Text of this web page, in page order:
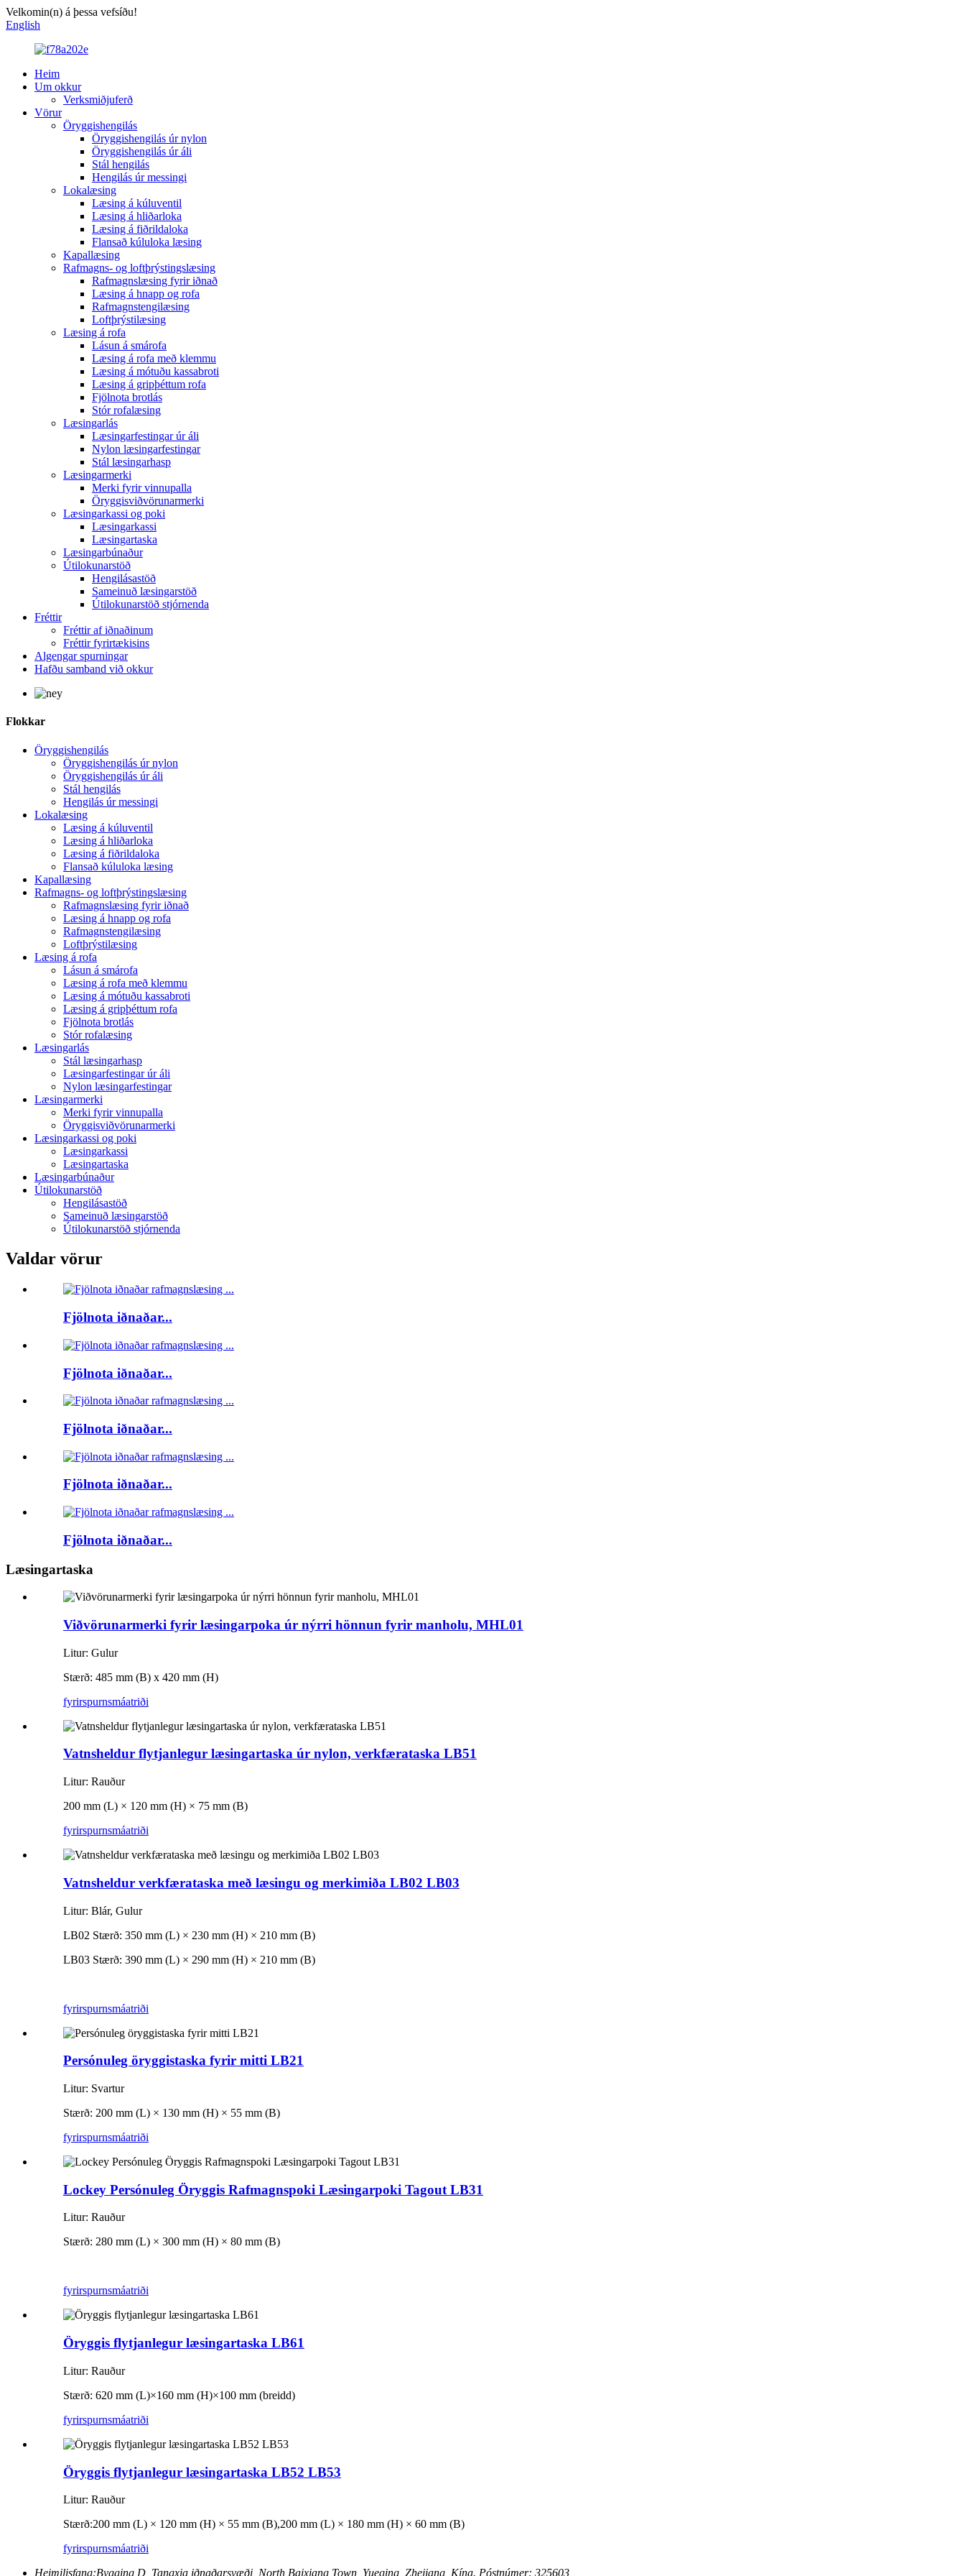
Velkomin(n) á þessa vefsíðu!
English
Heim
Um okkur
Verksmiðjuferð
Vörur
Öryggishengilás
Öryggishengilás úr nylon
Öryggishengilás úr áli
Stál hengilás
Hengilás úr messingi
Lokalæsing
Læsing á kúluventil
Læsing á hliðarloka
Læsing á fiðrildaloka
Flansað kúluloka læsing
Kapallæsing
Rafmagns- og loftþrýstingslæsing
Rafmagnslæsing fyrir iðnað
Læsing á hnapp og rofa
Rafmagnstengilæsing
Loftþrýstilæsing
Læsing á rofa
Lásun á smárofa
Læsing á rofa með klemmu
Læsing á mótuðu kassabroti
Læsing á gripþéttum rofa
Fjölnota brotlás
Stór rofalæsing
Læsingarlás
Læsingarfestingar úr áli
Nylon læsingarfestingar
Stál læsingarhasp
Læsingarmerki
Merki fyrir vinnupalla
Öryggisviðvörunarmerki
Læsingarkassi og poki
Læsingarkassi
Læsingartaska
Læsingarbúnaður
Útilokunarstöð
Hengilásastöð
Sameinuð læsingarstöð
Útilokunarstöð stjórnenda
Fréttir
Fréttir af iðnaðinum
Fréttir fyrirtækisins
Algengar spurningar
Hafðu samband við okkur
Flokkar
Öryggishengilás
Öryggishengilás úr nylon
Öryggishengilás úr áli
Stál hengilás
Hengilás úr messingi
Lokalæsing
Læsing á kúluventil
Læsing á hliðarloka
Læsing á fiðrildaloka
Flansað kúluloka læsing
Kapallæsing
Rafmagns- og loftþrýstingslæsing
Rafmagnslæsing fyrir iðnað
Læsing á hnapp og rofa
Rafmagnstengilæsing
Loftþrýstilæsing
Læsing á rofa
Lásun á smárofa
Læsing á rofa með klemmu
Læsing á mótuðu kassabroti
Læsing á gripþéttum rofa
Fjölnota brotlás
Stór rofalæsing
Læsingarlás
Stál læsingarhasp
Læsingarfestingar úr áli
Nylon læsingarfestingar
Læsingarmerki
Merki fyrir vinnupalla
Öryggisviðvörunarmerki
Læsingarkassi og poki
Læsingarkassi
Læsingartaska
Læsingarbúnaður
Útilokunarstöð
Hengilásastöð
Sameinuð læsingarstöð
Útilokunarstöð stjórnenda
Valdar vörur
Fjölnota iðnaðar...
Fjölnota iðnaðar...
Fjölnota iðnaðar...
Fjölnota iðnaðar...
Fjölnota iðnaðar...
Læsingartaska
Viðvörunarmerki fyrir læsingarpoka úr nýrri hönnun fyrir manholu, MHL01
Litur: Gulur
Stærð: 485 mm (B) x 420 mm (H)
fyrirspurnsmáatriði
Vatnsheldur flytjanlegur læsingartaska úr nylon, verkfærataska LB51
Litur: Rauður
200 mm (L) × 120 mm (H) × 75 mm (B)
fyrirspurnsmáatriði
Vatnsheldur verkfærataska með læsingu og merkimiða LB02 LB03
Litur: Blár, Gulur
LB02 Stærð: 350 mm (L) × 230 mm (H) × 210 mm (B)
LB03 Stærð: 390 mm (L) × 290 mm (H) × 210 mm (B)
fyrirspurnsmáatriði
Persónuleg öryggistaska fyrir mitti LB21
Litur: Svartur
Stærð: 200 mm (L) × 130 mm (H) × 55 mm (B)
fyrirspurnsmáatriði
Lockey Persónuleg Öryggis Rafmagnspoki Læsingarpoki Tagout LB31
Litur: Rauður
Stærð: 280 mm (L) × 300 mm (H) × 80 mm (B)
fyrirspurnsmáatriði
Öryggis flytjanlegur læsingartaska LB61
Litur: Rauður
Stærð: 620 mm (L)×160 mm (H)×100 mm (breidd)
fyrirspurnsmáatriði
Öryggis flytjanlegur læsingartaska LB52 LB53
Litur: Rauður
Stærð:200 mm (L) × 120 mm (H) × 55 mm (B),200 mm (L) × 180 mm (H) × 60 mm (B)
fyrirspurnsmáatriði
Heimilisfang:Bygging D, Tangxia iðnaðarsvæði, North Baixiang Town, Yueqing, Zhejiang, Kína. Póstnúmer: 325603